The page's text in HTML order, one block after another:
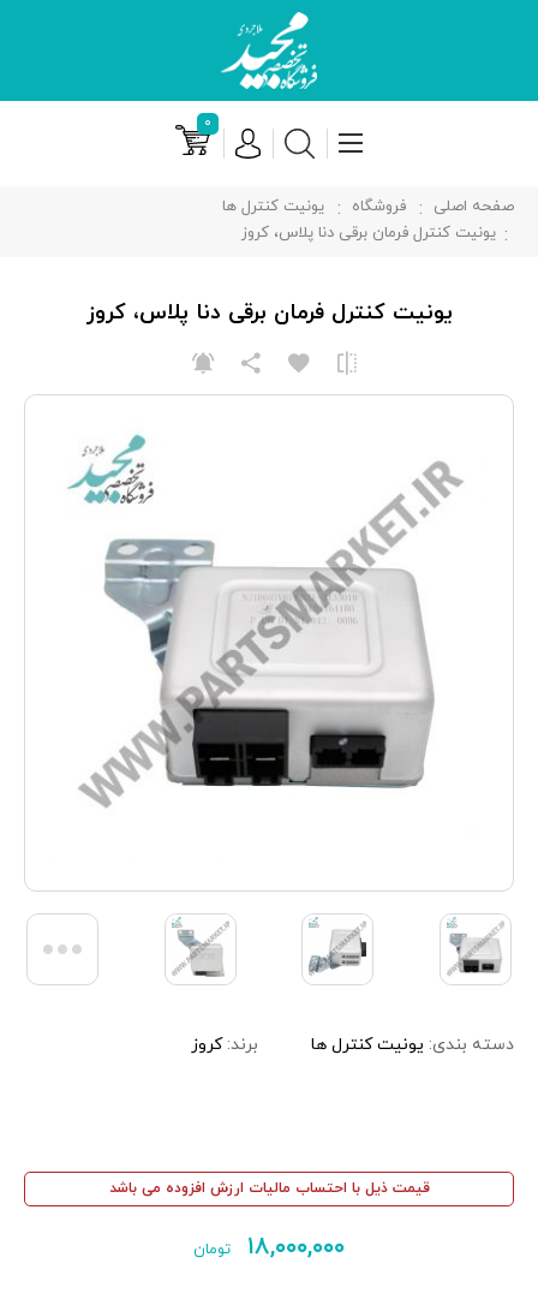
۰
صفحه اصلی فروشگاه
یونیت کنترل ها
یونیت کنترل فرمان برقی دنا پلاس، کروز
دسته بندی: یونیت کنترل ها برند:کروز
قیمت ذیل با احتساب مالیات ارزش افزوده می باشد
۱۸,۰۰۰,۰۰۰ تومان
یونیت کنترل فرمان برقی دنا پلاس، کروز